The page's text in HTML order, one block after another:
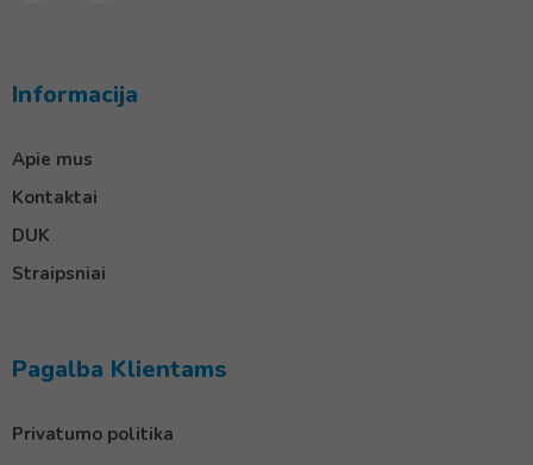
Informacija
Apie mus
Kontaktai
DUK
Straipsniai
Pagalba Klientams
Privatumo politika